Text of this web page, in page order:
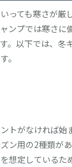
っても寒さが厳
ンプでは寒さに
。以下では、冬
。
トがなければ始
ン用の2種類が
想定しているた